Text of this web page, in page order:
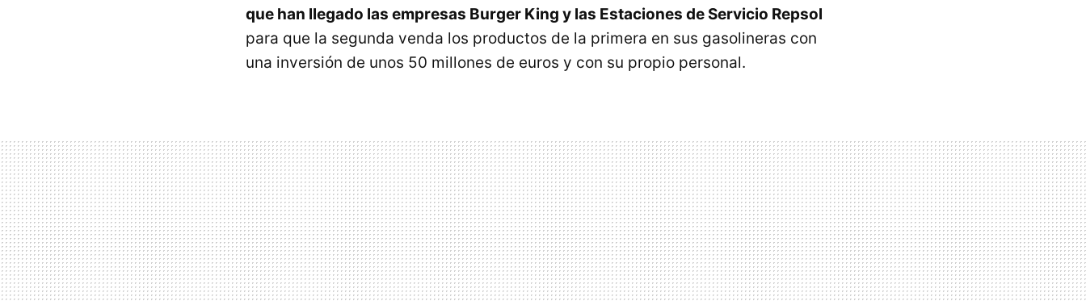
que han llegado las empresas Burger King y las Estaciones de Servicio Repsol
para que la segunda venda los productos de la primera en sus gasolineras con
una inversión de unos 50 millones de euros y con su propio personal.